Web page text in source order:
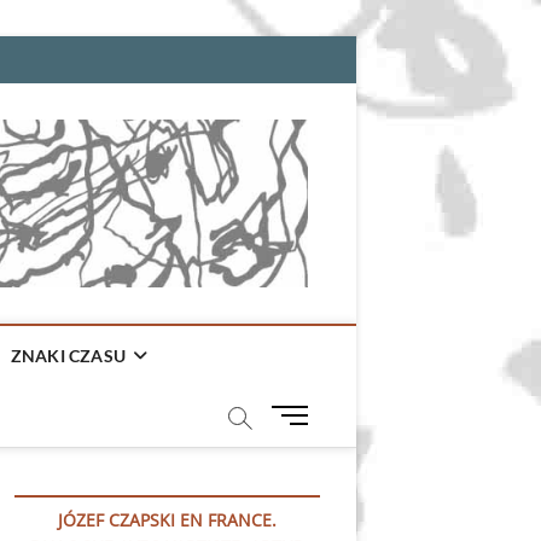
ZNAKI CZASU
M
u
JÓZEF CZAPSKI EN FRANCE.